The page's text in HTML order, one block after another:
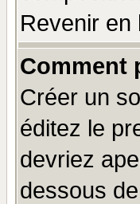
Revenir en
Comment
Créer un
éditez le
devriez
dessous